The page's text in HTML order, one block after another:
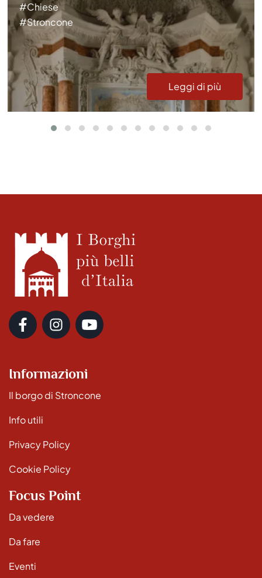
#Chiese
#Stroncone
Leggi di più
Informazioni
Il borgo di Stroncone
Info utili
Privacy Policy
Cookie Policy
Focus Point
Da vedere
Da fare
Eventi